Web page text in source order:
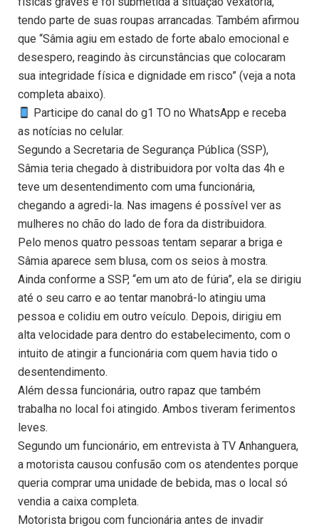
tendo parte de suas roupas arrancadas. Também afirmou
que “Sâmia agiu em estado de forte abalo emocional e
desespero, reagindo às circunstâncias que colocaram
sua integridade física e dignidade em risco” (veja a nota
completa abaixo).
Participe do canal do g1 TO no WhatsApp e receba
as notícias no celular.
Segundo a Secretaria de Segurança Pública (SSP),
Sâmia teria chegado à distribuidora por volta das 4h e
teve um desentendimento com uma funcionária,
chegando a agredi-la. Nas imagens é possível ver as
mulheres no chão do lado de fora da distribuidora.
Pelo menos quatro pessoas tentam separar a briga e
Sâmia aparece sem blusa, com os seios à mostra.
Ainda conforme a SSP, “em um ato de fúria”, ela se dirigiu
até o seu carro e ao tentar manobrá-lo atingiu uma
pessoa e colidiu em outro veículo. Depois, dirigiu em
alta velocidade para dentro do estabelecimento, com o
intuito de atingir a funcionária com quem havia tido o
desentendimento.
Além dessa funcionária, outro rapaz que também
trabalha no local foi atingido. Ambos tiveram ferimentos
leves.
Segundo um funcionário, em entrevista à TV Anhanguera,
a motorista causou confusão com os atendentes porque
queria comprar uma unidade de bebida, mas o local só
vendia a caixa completa.
Motorista brigou com funcionária antes de invadir